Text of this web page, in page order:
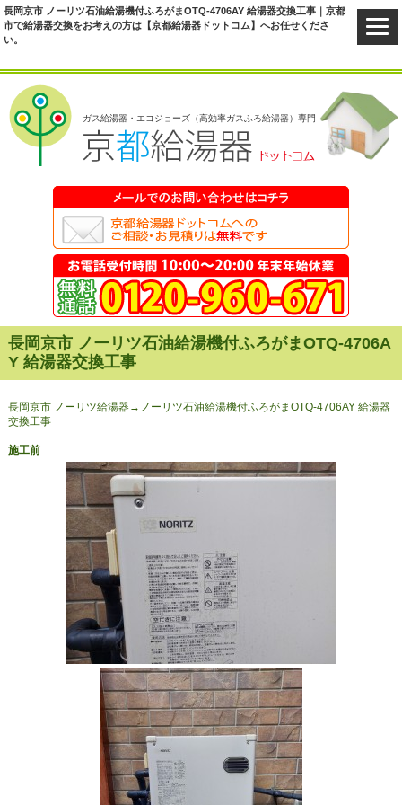
長岡京市 ノーリツ石油給湯機付ふろがまOTQ-4706AY 給湯器交換工事｜京都
市で給湯器交換をお考えの方は【京都給湯器ドットコム】へお任せくださ
い。
ガス給湯器・エコジョーズ（高効率ガスふろ給湯器）専門
長岡京市 ノーリツ石油給湯機付ふろがまOTQ-4706A
Y 給湯器交換工事
長岡京市 ノーリツ給湯器→ノーリツ石油給湯機付ふろがまOTQ-4706AY 給湯器
交換工事
施工前